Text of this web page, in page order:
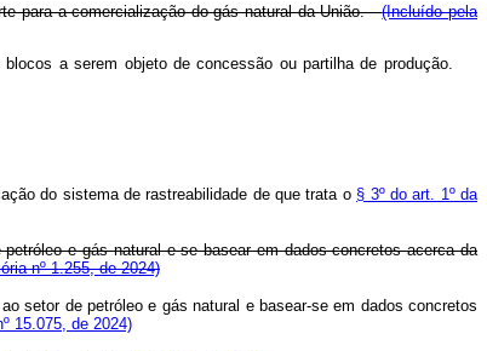
para a comercialização do gás natural da União.(Incluído pela
blocos a serem objeto de concessão ou partilha de produção.
do sistema de rastreabilidade de que trata o § 3º do art. 1º da
e gás natural e se basear em dados concretos acerca da
nº 1.255, de 2024)
setor de petróleo e gás natural e basear-se em dados concretos
15.075, de 2024)